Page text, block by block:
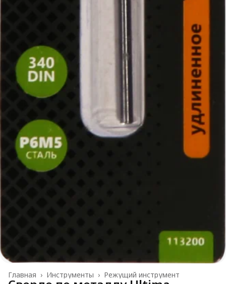
Режущий инструмент
Инструменты ›
Главная ›